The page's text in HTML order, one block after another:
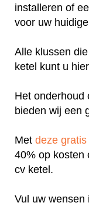
installeren of
voor uw
Alle klussen
ketel kunt u
Het onderhoud
bieden wij een
Met deze
40% op kosten
cv ketel.
Vul uw wensen